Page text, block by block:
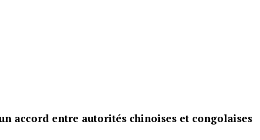
accord entre autorités chinoises et congolaises